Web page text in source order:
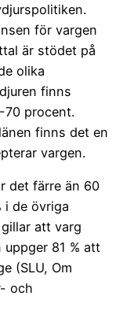
för vargen
är stödet på
olika
finns
procent.
finns det en
vargen.
det färre än 60
i de övriga
att varg
81 % att
(SLU, Om
och